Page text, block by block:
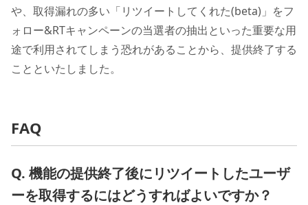
や、取得漏れの多い「リツイートしてくれた(beta)」をフ
ォロー&RTキャンペーンの当選者の抽出といった重要な用
途で利用されてしまう恐れがあることから、提供終了する
ことといたしました。
FAQ
Q. 機能の提供終了後にリツイートしたユーザ
ーを取得するにはどうすればよいですか？